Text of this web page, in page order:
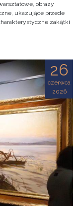
obrazy
ukazujące przede
zakątki
26
czerwca
2026